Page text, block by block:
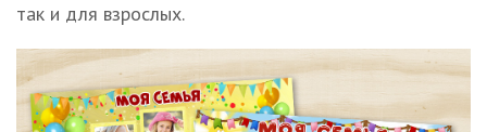
так и для взрослых.